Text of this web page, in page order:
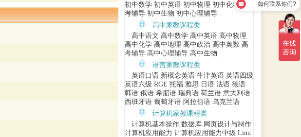
初中数学 初中英语 初中物理 初中化学 中
考辅导 初中生物 初中心理辅导
高中家教课程类
高中语文 高中数学 高中英语 高中物理
高中化学 高中地理 高中政治 高中奥数 高
考辅导 高中心理辅导 高中生物
语言家教课程类
英语口语 新概念英语 牛津英语 英语四级
英语六级 RGE 托福 雅思 日语 法语 德语
韩语 俄语 希腊语 瑞典语 荷兰语 意大利语
西班牙语 葡萄牙语 阿拉伯语 乌克兰语
计算机家教课程类
计算机基本操作 数据库 网页设计与制作
计算机应用能力 计算机应用能力中级 Linu
如何联系你们?